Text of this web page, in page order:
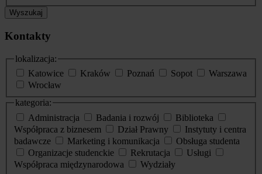
Wyszukaj
Kontakty
lokalizacja:
Katowice
Kraków Poznań Sopot
Warszawa
Wrocław
kategoria:
Administracja
Badania i rozwój
Biblioteka
Współpraca z biznesem
Dział Prawny
Instytuty i centra
badawcze
Marketing i komunikacja
Obsługa studenta
Organizacje studenckie
Rekrutacja
Usługi
Współpraca międzynarodowa
Wydziały